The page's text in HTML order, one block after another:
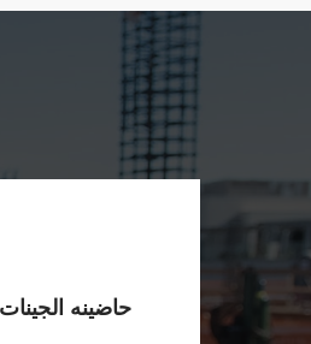
حاضينه